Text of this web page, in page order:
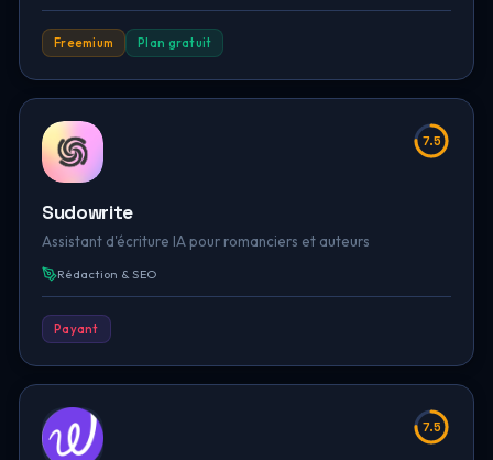
Freemium Plan gratuit
7.5
Sudowrite
Assistant d'écriture IA pour romanciers et auteurs
Rédaction & SEO
Payant
7.5